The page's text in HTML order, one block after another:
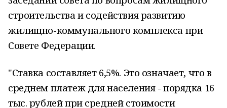
строительства и содействия развитию
жилищно-коммунального комплекса при
Совете Федерации.
"Ставка составляет 6,5%. Это означает, что в
среднем платеж для населения - порядка 16
тыс. рублей при средней стоимости